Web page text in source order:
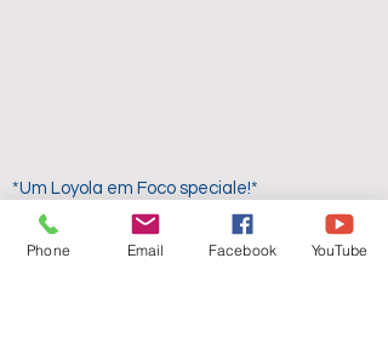
*Um Loyola em Foco speciale!*
É assim que podemos descrever a nossa
manhã de *segunda-feira, dia 31/08 às 10
Phone Email Facebook YouTube